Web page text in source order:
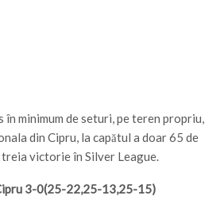
în minimum de seturi, pe teren propriu,
din Cipru, la capătul a doar 65 de
victorie în Silver League.
3-0(25-22,25-13,25-15)